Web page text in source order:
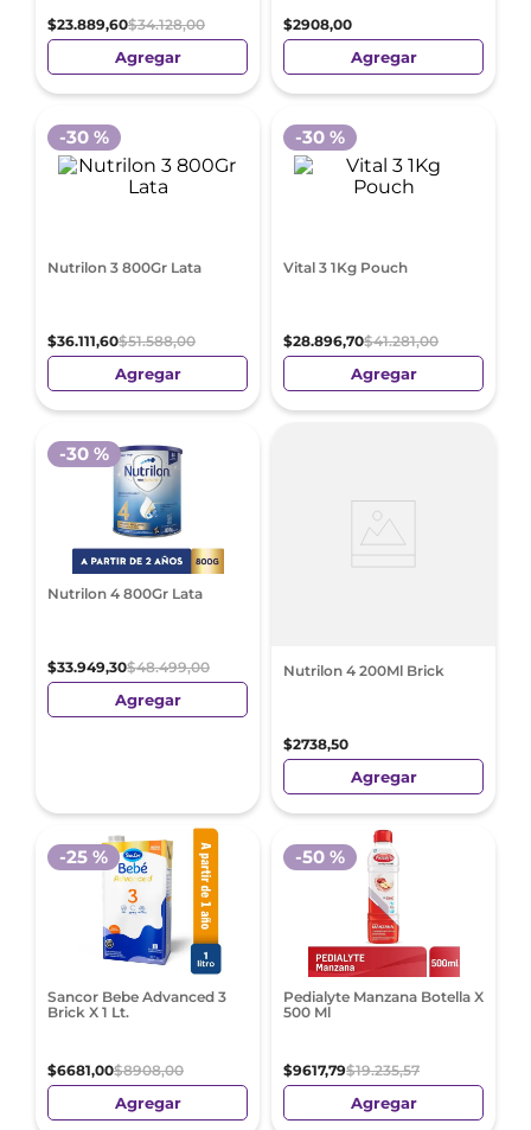
$23.889,60$34.128,00
Agregar
$2908,00
Agregar
Nutrilon 3 800Gr Lata
$36.111,60$51.588,00
-30 %
Agregar
Vital 3 1Kg Pouch
$28.896,70$41.281,00
-30 %
Agregar
Nutrilon 4 800Gr Lata
$33.949,30$48.499,00
-30 %
Agregar
Nutrilon 4 200Ml Brick
$2738,50
Agregar
Sancor Bebe Advanced 3
Brick X 1 Lt.
$6681,00$8908,00
-25 %
Agregar
Pedialyte Manzana Botella X
500 Ml
$9617,79$19.235,57
-50 %
Agregar